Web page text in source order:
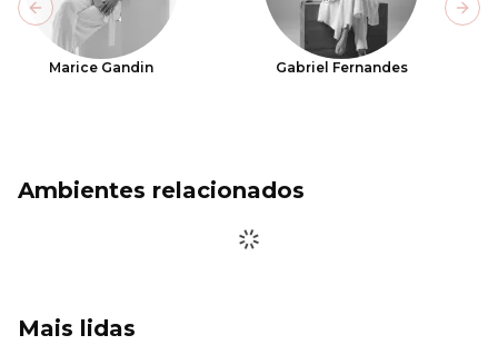
Marice Gandin Gabriel Fernandes
Previous slide
Ambientes relacionados
Mais lidas